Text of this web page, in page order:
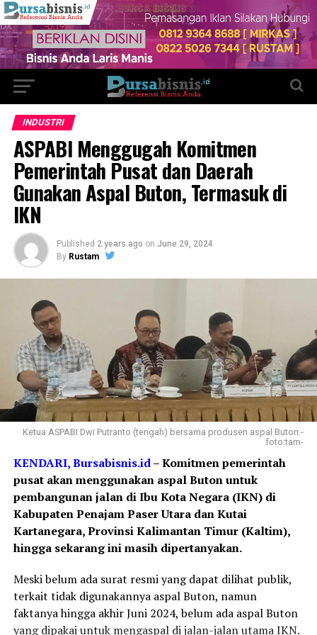
INDUSTRI
ASPABI Menggugah Komitmen
Pemerintah Pusat dan Daerah
Gunakan Aspal Buton, Termasuk di
IKN
Published 2 years ago on June 29, 2024
By Rustam
Ketua ASPABI Dwi Putranto (tengah) bersama produsen aspal Buton.-
foto:tam-
KENDARI, Bursabisnis.id– Komitmen pemerintah
pusat akan menggunakan aspal Buton untuk
pembangunan jalan di Ibu Kota Negara (IKN) di
Kabupaten Penajam Paser Utara dan Kutai
Kartanegara, Provinsi Kalimantan Timur (Kaltim),
hingga sekarang ini masih dipertanyakan.
Meski belum ada surat resmi yang dapat dilihat publik,
terkait tidak digunakannya aspal Buton, namun
faktanya hingga akhir Juni 2024, belum ada aspal Buton
yang dipakai untuk mengaspal di jalan-jalan utama IKN.